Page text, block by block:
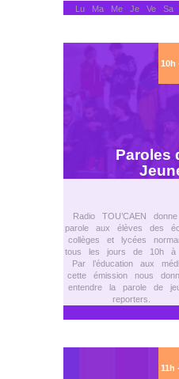
Lu Ma Me Je Ve Sa
10h
Paroles
Radio TOU’CAEN
parole aux élèves des
collèges et lycées
tous les jours de 10h à
Par l’éducation aux
cette émission nous
entendre la parole de
reporters.
11h